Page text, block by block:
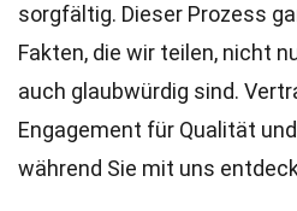
sorgfältig. Dieser Prozess
Fakten, die wir teilen, nicht
auch glaubwürdig sind.
Engagement für Qualität
während Sie mit uns